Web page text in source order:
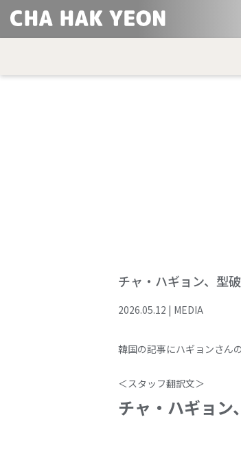
チャ・ハギョン、型
2026.05.12 | MEDIA
韓国の記事にハギョンさん
＜スタッフ翻訳文＞
チャ・ハギョン